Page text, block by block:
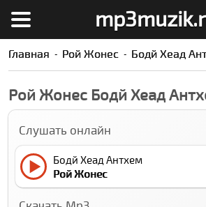
Главная Рой Жонес Бодй Хеад
Рой Жонес Бодй Хеад
Слушать онлайн
Бодй Хеад Антхем
Рой Жонес